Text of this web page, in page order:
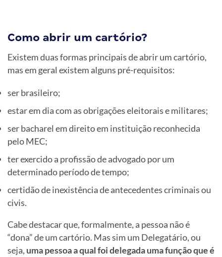
Como abrir um cartório?
Existem duas formas principais de abrir um cartório,
mas em geral existem alguns pré-requisitos:
ser brasileiro;
estar em dia com as obrigações eleitorais e militares;
ser bacharel em direito em instituição reconhecida
pelo MEC;
ter exercido a profissão de advogado por um
determinado período de tempo;
certidão de inexistência de antecedentes criminais ou
civis.
Cabe destacar que, formalmente, a pessoa não é
“dona” de um cartório. Mas sim um Delegatário, ou
seja, uma pessoa a qual foi delegada uma função que é